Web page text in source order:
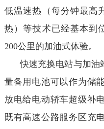
低温速热（每分钟最高
热）等技术已经基本到
200公里的加油式体验。
快速充换电站与加油
量备用电池可以作为储
放电给电动轿车超级补
既有高速公路服务区充